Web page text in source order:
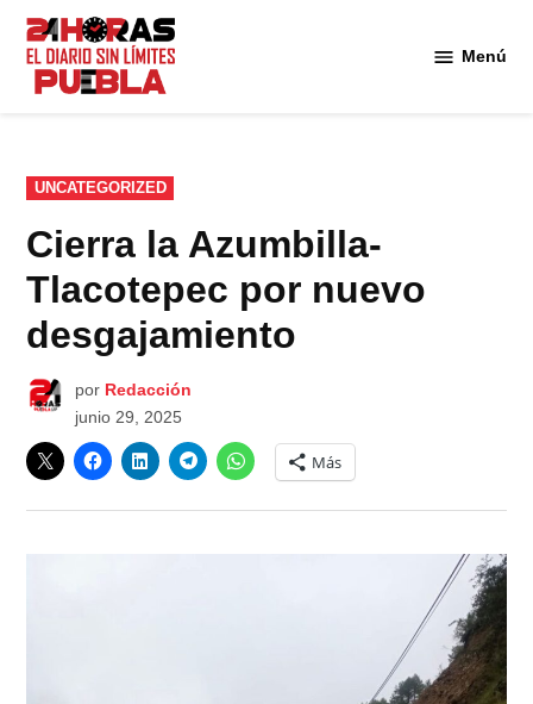
Saltar
contenido
Menú
PUBLICADO
EN
UNCATEGORIZED
Cierra la Azumbilla-
Tlacotepec por nuevo
desgajamiento
por Redacción
junio 29, 2025
Más